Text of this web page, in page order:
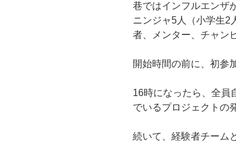
巷ではインフルエンザ
ニンジャ5人（小学生2
者、メンター、チャン
開始時間の前に、初参
16時になったら、全員
でいるプロジェクトの
続いて、経験者チーム